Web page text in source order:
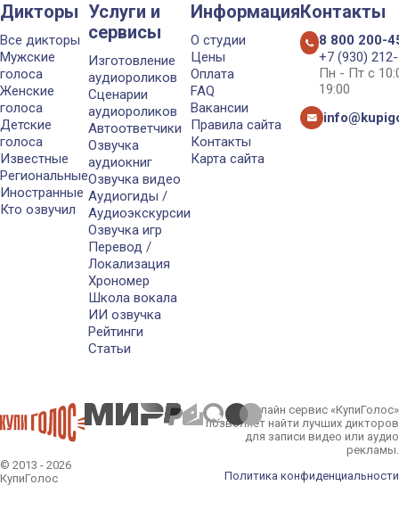
Дикторы
Все дикторы
Мужские
голоса
Женские
голоса
Детские
голоса
Известные
Региональные
Иностранные
Кто озвучил
Услуги и
сервисы
Изготовление
аудиороликов
Сценарии
аудиороликов
Автоответчики
Озвучка
аудиокниг
Озвучка видео
Аудиогиды /
Аудиоэкскурсии
Озвучка игр
Перевод /
Локализация
Хрономер
Школа вокала
ИИ озвучка
Рейтинги
Статьи
Информация
О студии
Цены
Оплата
FAQ
Вакансии
Правила сайта
Контакты
Карта сайта
Контакты
8 800 200-
+7 (930)
Пн - Пт с
19:00
© 2013 - 2026
КупиГолос
Онлайн сервис «КупиГолос»
позволяет найти лучших дикторов
для записи видео или аудио
рекламы.
Политика конфиденциальности